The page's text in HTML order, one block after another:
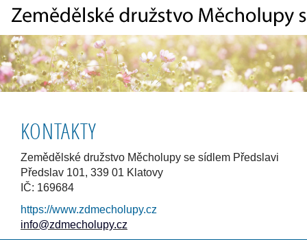
KONTAKTY
Zemědělské družstvo Měcholupy se sídlem Předslavi
Předslav 101, 339 01 Klatovy
IČ: 169684
https://www.zdmecholupy.cz
info@zdmecholupy.cz